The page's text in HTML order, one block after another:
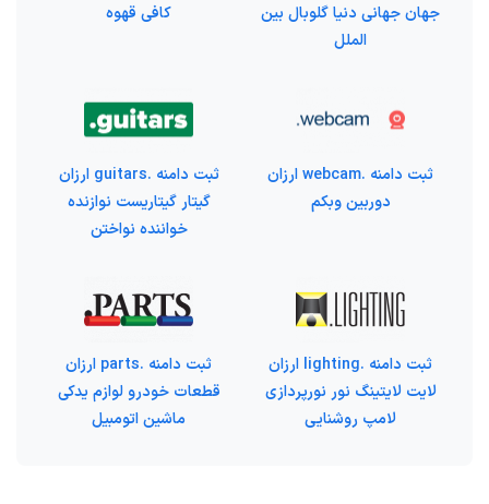
جهان جهانی دنیا گلوبال بین
الملل
کافی قهوه
ثبت دامنه .webcam ارزان
دوربین وبکم
ثبت دامنه .guitars ارزان
گیتار گیتاریست نوازنده
خواننده نواختن
ثبت دامنه .lighting ارزان
لایت لایتینگ نور نورپردازی
لامپ روشنایی
ثبت دامنه .parts ارزان
قطعات خودرو لوازم یدکی
ماشین اتومبیل